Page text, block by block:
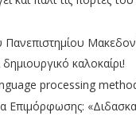
καλοκαίρι!
processing